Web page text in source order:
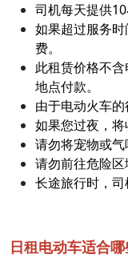
司机每天提供10
如果超过服务
费。
此租赁价格不
地点付款。
由于电动火车的
如果您过夜，将
请勿将宠物或气
请勿前往危险区
长途旅行时，司
日租电动车适合哪